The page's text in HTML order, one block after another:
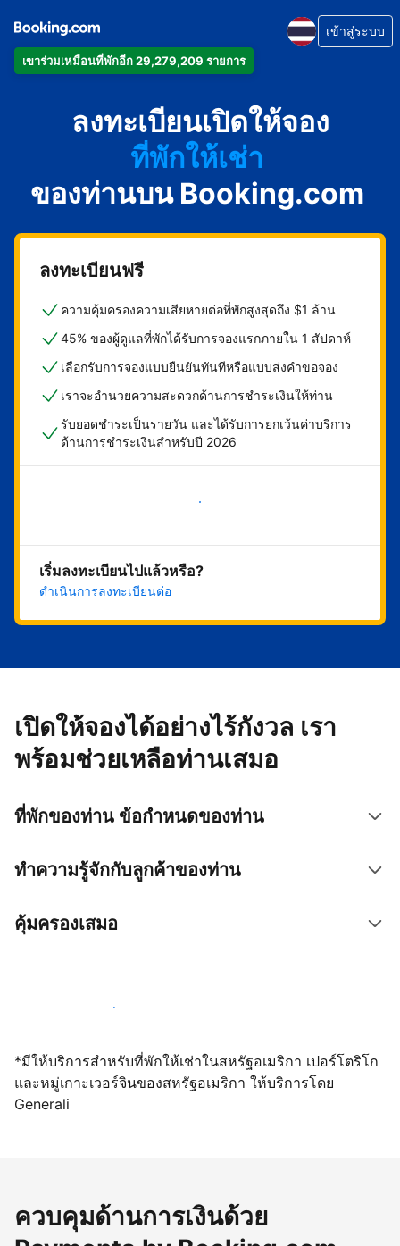
เข้าร่วมเหมือนที่พักอีก 29,279,209 รายการ
เข้าสู่ระบบ
ลงทะเบียนเปิดให้จอง
อพาร์ตเมนต์
โรงแรม
ที่พักให้เช่า
เกสต์เฮาส์
บีแอนด์บี
ของท่านบน Booking.com
ลงทะเบียนฟรี
ความคุ้มครองความเสียหายต่อที่พักสูงสุดถึง $1 ล้าน
45% ของผู้ดูแลที่พักได้รับการจองแรกภายใน 1 สัปดาห์
เลือกรับการจองแบบยืนยันทันทีหรือแบบส่งคำขอจอง
เราจะอำนวยความสะดวกด้านการชำระเงินให้ท่าน
รับยอดชำระเป็นรายวัน และได้รับการยกเว้นค่าบริการ
ด้านการชำระเงินสำหรับปี 2026
เริ่มดำเนินการเลย
เริ่มลงทะเบียนไปแล้วหรือ?
ดำเนินการลงทะเบียนต่อ
เปิดให้จองได้อย่างไร้กังวล เรา
พร้อมช่วยเหลือท่านเสมอ
ที่พักของท่าน ข้อกำหนดของท่าน
ทำความรู้จักกับลูกค้าของท่าน
คุ้มครองเสมอ
เปิดให้จองผ่านเราตั้งแต่วันนี้
*มีให้บริการสำหรับที่พักให้เช่าในสหรัฐอเมริกา เปอร์โตริโก
และหมู่เกาะเวอร์จินของสหรัฐอเมริกา ให้บริการโดย
Generali
ควบคุมด้านการเงินด้วย